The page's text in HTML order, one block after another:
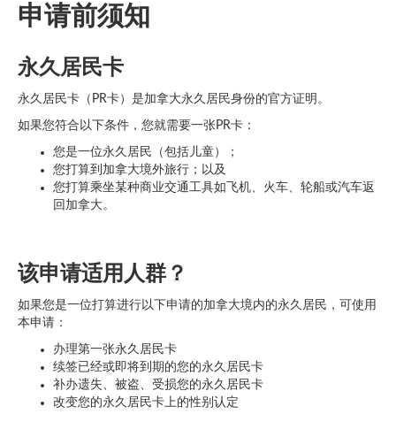
申请前须知
永久居民卡
永久居民卡（PR卡）是加拿大永久居民身份的官方证明。
如果您符合以下条件，您就需要一张PR卡：
您是一位永久居民（包括儿童）；
您打算到加拿大境外旅行；以及
您打算乘坐某种商业交通工具如飞机、火车、轮船或汽车返
回加拿大。
该申请适用人群？
如果您是一位打算进行以下申请的加拿大境内的永久居民，可使用
本申请：
办理第一张永久居民卡
续签已经或即将到期的您的永久居民卡
补办遗失、被盗、受损您的永久居民卡
改变您的永久居民卡上的性别认定